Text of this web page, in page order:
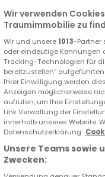
Wir verwenden
Traumimmobilie zu
Wir und unsere 1013-Partner
oder eindeutige Kennungen
Tracking-Technologien für
bereitzustellen“
Ihrer Einwilligung werden
Anzeigen möglicherweise
aufrufen, um Ihre
Link Verwaltung der
innerhalb unseres Website.
Datenschutzerklärung.
Unsere Teams sowie
Zwecken: